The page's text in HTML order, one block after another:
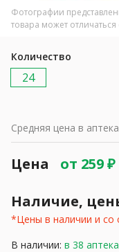
Фотографии
товара может
Количество
24
Средняя цена в
Цена от 259₽
Наличие,
*Цены в наличии и со
В наличии: в 38